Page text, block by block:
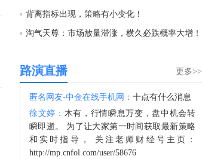
13:42:28
金十数据8月8日讯，今天上午，水利部举行会商，分析研判全国的防汛形势，未来三天钱塘江、甬江、椒江、水阳江可能发生编号洪水。截至8月8日9时，黑龙江、内蒙古、河北、云南等地13条河流仍维持超警。8月8日至10日，受降雨影响，钱塘江、甬江、椒江、水阳江可能发生编号洪水，暴雨区内部分中小河流可能发生超警洪水；受上游来水影响，黑龙江干流抚远江段将超警，松花江干流及支流呼兰河、黑龙江干流同江至勤得利江段将维持超警。（央视新闻）
13:25:25
背离指标出现，策略有小变化！
淘气天尊：市场放量滞涨，横久必跌概率大增！
更多>>
路演直播
匿名网友-中金在线手机网： 十点有什么消息
徐文婷： 木有，行情瞬息万变，盘中机会转
瞬即逝。 为了让大家第一时间获取最新策略
和实时指导， 关注老师财经号主页：
http://mp.cnfol.com/user/58676